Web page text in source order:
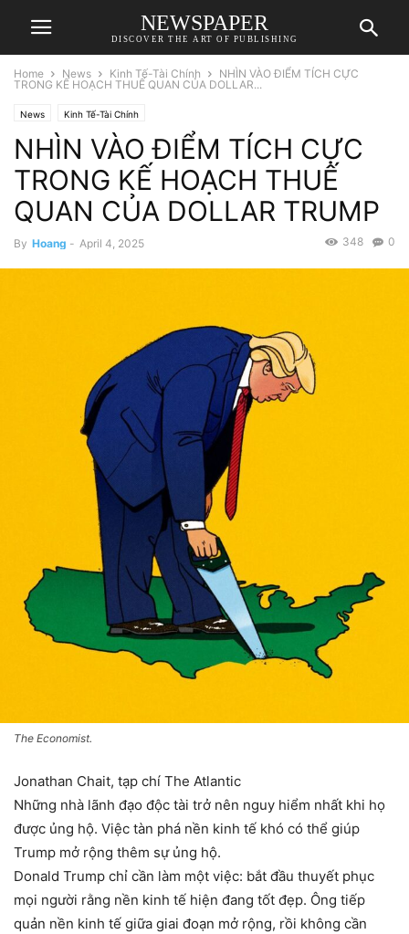
NEWSPAPER
DISCOVER THE ART OF PUBLISHING
Home News Kinh Tế-Tài Chính
NHÌN VÀO ĐIỂM TÍCH CỰC
TRONG KẾ HOẠCH THUẾ QUAN CỦA DOLLAR...
News Kinh Tế-Tài Chính
NHÌN VÀO ĐIỂM TÍCH CỰC
TRONG KẾ HOẠCH THUẾ
QUAN CỦA DOLLAR TRUMP
By Hoang - April 4, 2025 0
348
The Economist.
Jonathan Chait, tạp chí The Atlantic
Những nhà lãnh đạo độc tài trở nên nguy hiểm nhất khi họ
được ủng hộ. Việc tàn phá nền kinh tế khó có thể giúp
Trump mở rộng thêm sự ủng hộ.
Donald Trump chỉ cần làm một việc: bắt đầu thuyết phục
mọi người rằng nền kinh tế hiện đang tốt đẹp. Ông tiếp
quản nền kinh tế giữa giai đoạn mở rộng, rồi không cần